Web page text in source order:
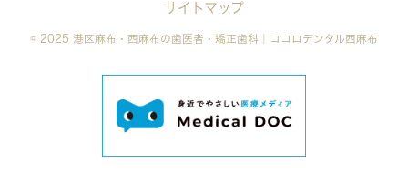
サイトマップ
© 2025 港区麻布・西麻布の歯医者・矯正歯科｜ココロデンタル西麻布